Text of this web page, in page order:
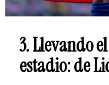
3. Llevando
estadio: de